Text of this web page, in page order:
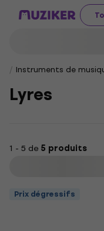
Instruments de
Lyres
1 - 5 de 5 produits
Prix dégressifs